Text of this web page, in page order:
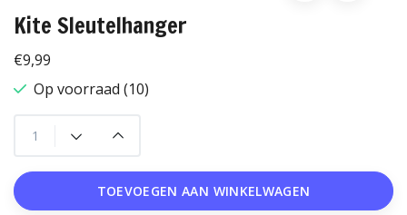
Kite Sleutelhanger
€9,99
Op voorraad (10)
TOEVOEGEN AAN WINKELWAGEN